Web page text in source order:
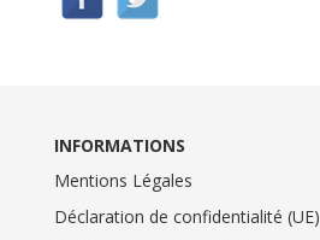
INFORMATIONS
Mentions Légales
Déclaration de confidentialité (UE)